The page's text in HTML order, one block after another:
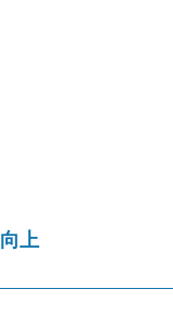
向上